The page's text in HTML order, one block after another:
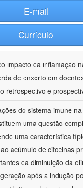
E-mail
Currículo
o impacto da inflamação
de enxerto em
retrospectivo e
do sistema imune
uma questão
uma característica
acúmulo de citocinas
da diminuição da
após a indução